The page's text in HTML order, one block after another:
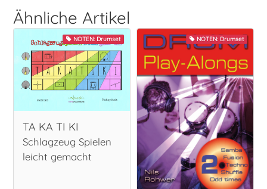
Ähnliche Artikel
NOTEN: Drumset
TA KA TI KI
Schlagzeug Spielen
leicht gemacht
NOTEN: Drumset